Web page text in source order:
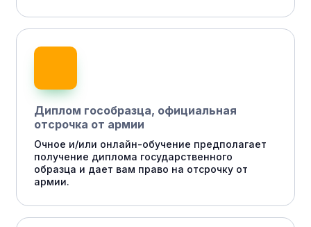
Диплом гособразца, официальная
отсрочка от армии
Очное и/или онлайн-обучение предполагает
получение диплома государственного
образца и дает вам право на отсрочку от
армии.